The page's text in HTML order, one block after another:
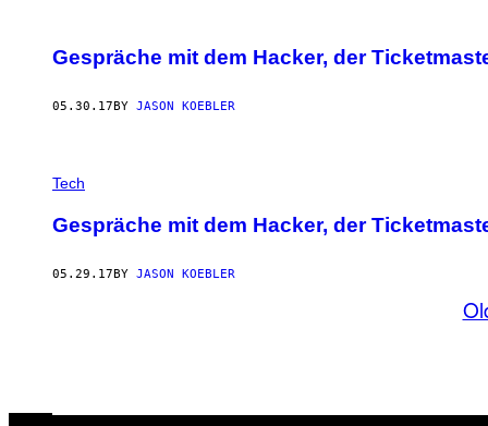
Gespräche mit dem Hacker, der
05.30.17 BY JASON KOEBLER
Tech
Gespräche mit dem Hacker, der
05.29.17BY JASON KOEBLER